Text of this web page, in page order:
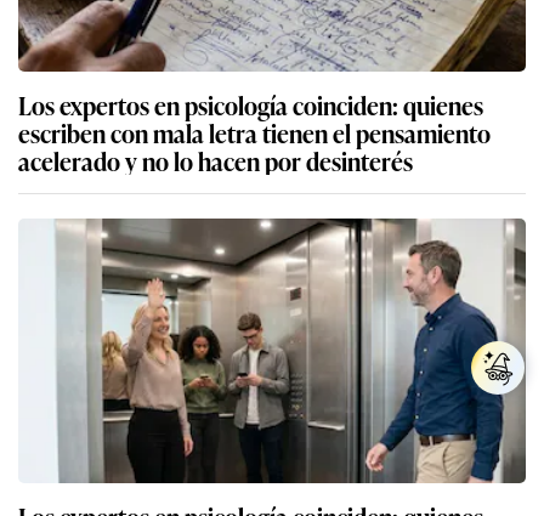
Los expertos en psicología coinciden: quienes
escriben con mala letra tienen el pensamiento
acelerado y no lo hacen por desinterés